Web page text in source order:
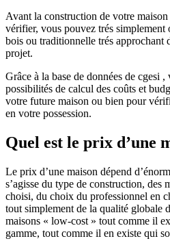
Avant la construction de votre
vérifier, vous pouvez trés
bois ou traditionnelle trés approchant
projet.
Grâce à la base de données de cgesi
possibilités de calcul des coûts et
votre future maison ou bien pour
en votre possession.
Quel est le prix d’une
Le prix d’une maison dépend
s’agisse du type de construction, des
choisi, du choix du professionnel en
tout simplement de la qualité globale
maisons « low-cost » tout comme il
gamme, tout comme il en existe qui